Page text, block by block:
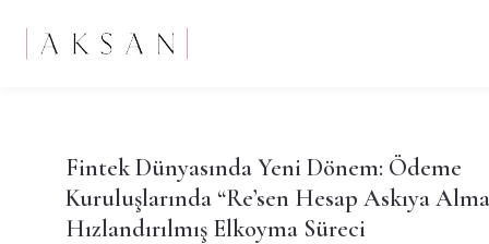
Fintek Dünyasında Yeni Dönem: Ödeme
Kuruluşlarında “Re’sen Hesap Askıya
Hızlandırılmış Elkoyma Süreci